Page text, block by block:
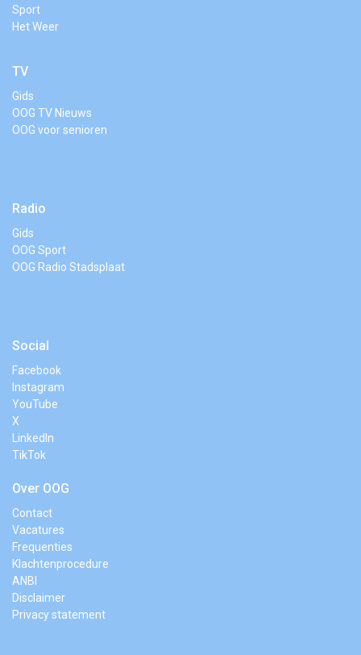
Sport
Het Weer
TV
Gids
OOG TV Nieuws
OOG voor senioren
Radio
Gids
OOG Sport
OOG Radio Stadsplaat
Social
Facebook
Instagram
YouTube
X
LinkedIn
TikTok
Over OOG
Contact
Vacatures
Frequenties
Klachtenprocedure
ANBI
Disclaimer
Privacy statement